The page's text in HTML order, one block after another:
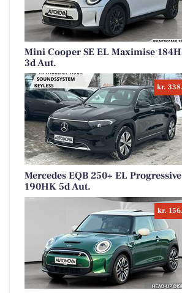
Mini Cooper SE EL Maximise
3d Aut.
kr.
Mercedes EQB 250+ EL Progressive
190HK 5d Aut.
kr.